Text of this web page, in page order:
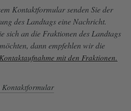
Kontaktformular senden Sie der
des Landtags eine Nachricht.
sich an die Fraktionen des Landtags
dann empfehlen wir die
mit den Fraktionen.
Kontaktformular